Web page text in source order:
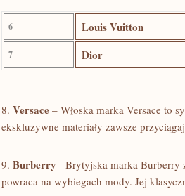
6 Louis⁣ Vuitton
7 Dior
8. Versace – Włoska marka Versace⁣ to
ekskluzywne materiały zawsze
9. Burberry -‍ Brytyjska marka Burberry
powraca na ‌wybiegach mody. Jej